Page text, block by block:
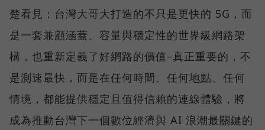
楚看見：台灣大哥大打造的不只是更快的 5G，而
是一套兼顧涵蓋、容量與穩定性的世界級網路架
構，也重新定義了好網路的價值–真正重要的，不
是測速最快，而是在任何時間、任何地點、任何
情境，都能提供穩定且值得信賴的連線體驗，將
成為推動台灣下一個數位經濟與 AI 浪潮最關鍵的